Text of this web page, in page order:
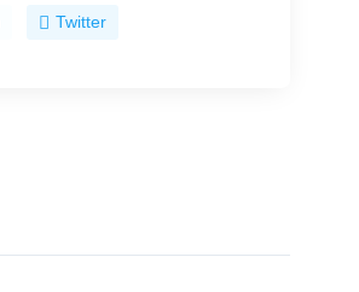
Twitter